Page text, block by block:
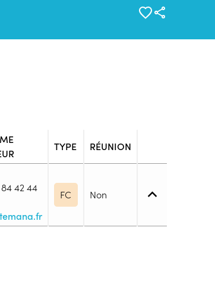
TYPE RÉUNION
84 42 44
FC Non